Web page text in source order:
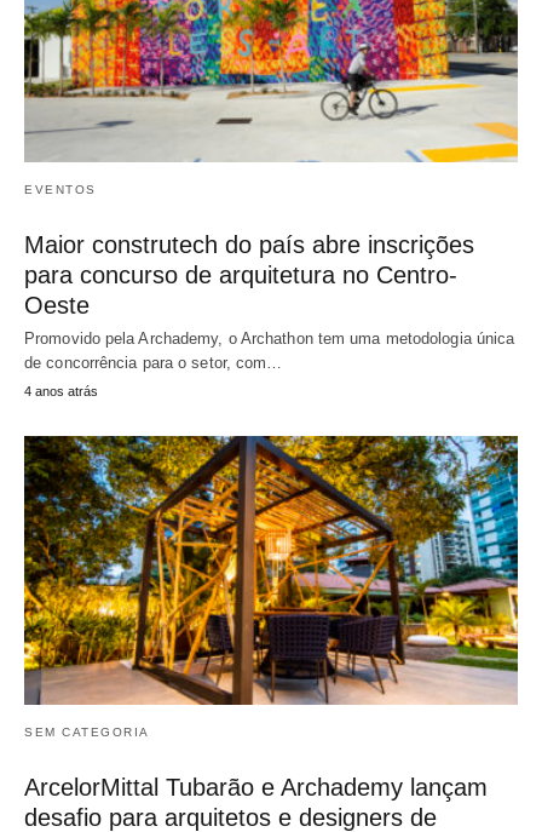
EVENTOS
Maior construtech do país abre inscrições
para concurso de arquitetura no Centro-
Oeste
Promovido pela Archademy, o Archathon tem uma metodologia única
de concorrência para o setor, com…
4 anos atrás
SEM CATEGORIA
ArcelorMittal Tubarão e Archademy lançam
desafio para arquitetos e designers de